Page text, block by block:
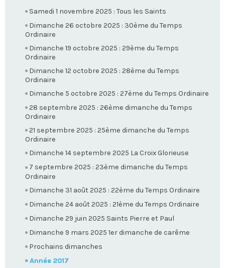
Samedi 1 novembre 2025 : Tous les Saints
Dimanche 26 octobre 2025 : 30ème du Temps
Ordinaire
Dimanche 19 octobre 2025 : 29ème du Temps
Ordinaire
Dimanche 12 octobre 2025 : 28ème du Temps
Ordinaire
Dimanche 5 octobre 2025 : 27ème du Temps Ordinaire
28 septembre 2025 : 26ème dimanche du Temps
Ordinaire
21 septembre 2025 : 25ème dimanche du Temps
Ordinaire
Dimanche 14 septembre 2025 La Croix Glorieuse
7 septembre 2025 : 23ème dimanche du Temps
Ordinaire
Dimanche 31 août 2025 : 22ème du Temps Ordinaire
Dimanche 24 août 2025 : 21ème du Temps Ordinaire
Dimanche 29 juin 2025 Saints Pierre et Paul
Dimanche 9 mars 2025 1er dimanche de carême
Prochains dimanches
Année 2017